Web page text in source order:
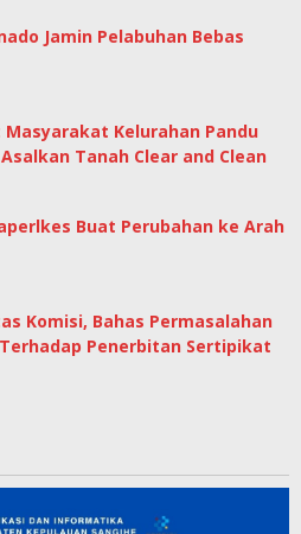
Jamin Pelabuhan Bebas
Masyarakat Kelurahan Pandu
Tanah Clear and Clean
Buat Perubahan ke Arah
Komisi, Bahas Permasalahan
Penerbitan Sertipikat